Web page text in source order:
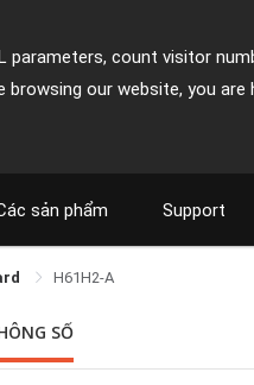
count visitor
our website, you are
sản phẩm Support
H61H2-A
SỐ